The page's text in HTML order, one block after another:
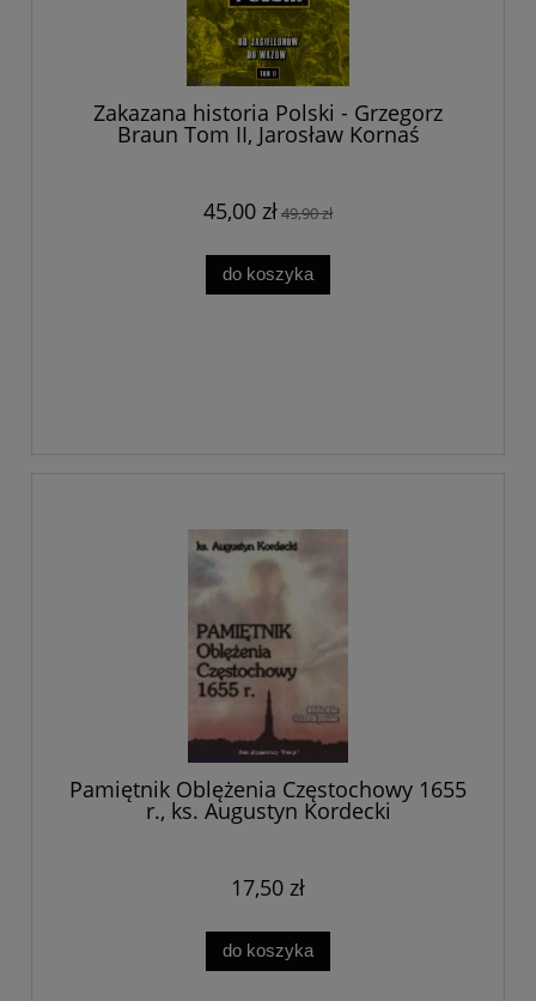
Zakazana historia Polski - Grzegorz
Braun Tom II, Jarosław Kornaś
45,00 zł49,90 zł
do koszyka
Pamiętnik Oblężenia Częstochowy 1655
r., ks. Augustyn Kordecki
17,50 zł
do koszyka